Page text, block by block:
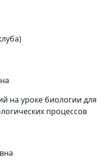
на уроке биологии для
процессов